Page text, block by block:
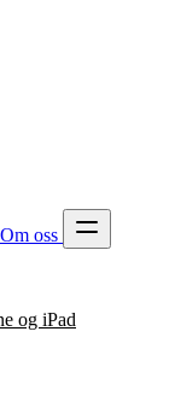
Om oss
og iPad